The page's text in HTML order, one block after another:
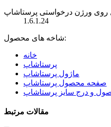
ورژن درخواستی پرستاشاپ
1.6.1.24
شاخه های محصول:
خانه
پرستاشاپ
ماژول پرستاشاپ
صفحه محصول پرستاشاپ
و درج سایز پرستاشاپ
مقالات مرتبط